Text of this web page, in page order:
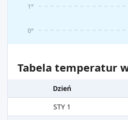
0°
1°
Tabela temperatur
Dzień
STY 1